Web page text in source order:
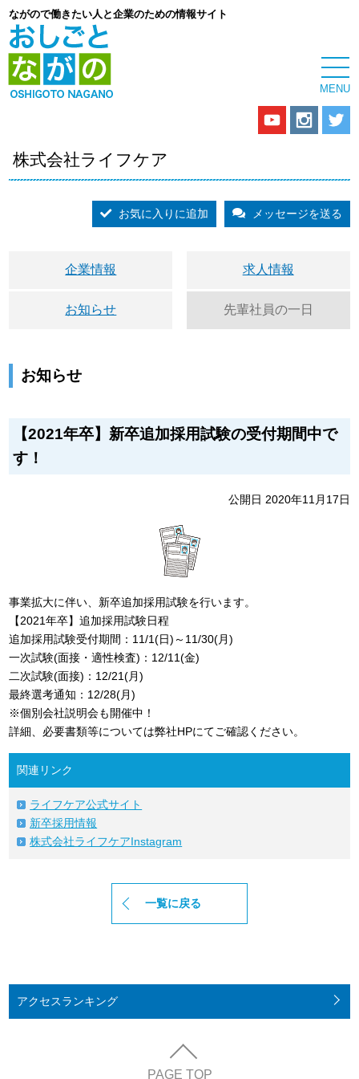
ながので働きたい人と企業のための情報サイト
株式会社ライフケア
お気に入りに追加 メッセージを送る
企業情報 求人情報
お知らせ 先輩社員の一日
お知らせ
【2021年卒】新卒追加採用試験の受付期間中で
す！
公開日 2020年11月17日
事業拡大に伴い、新卒追加採用試験を行います。
【2021年卒】追加採用試験日程
追加採用試験受付期間：11/1(日)～11/30(月)
一次試験(面接・適性検査)：12/11(金)
二次試験(面接)：12/21(月)
最終選考通知：12/28(月)
※個別会社説明会も開催中！
詳細、必要書類等については弊社HPにてご確認ください。
関連リンク
ライフケア公式サイト
新卒採用情報
株式会社ライフケアInstagram
一覧に戻る
アクセスランキング
PAGE TOP